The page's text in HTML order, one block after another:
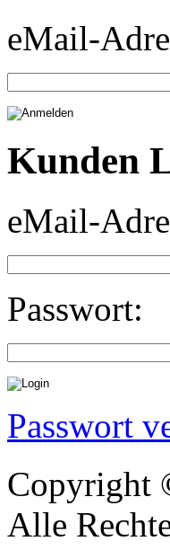
eMail-
Kunden
eMail-
Passwort:
Passwort
Copyright
Alle